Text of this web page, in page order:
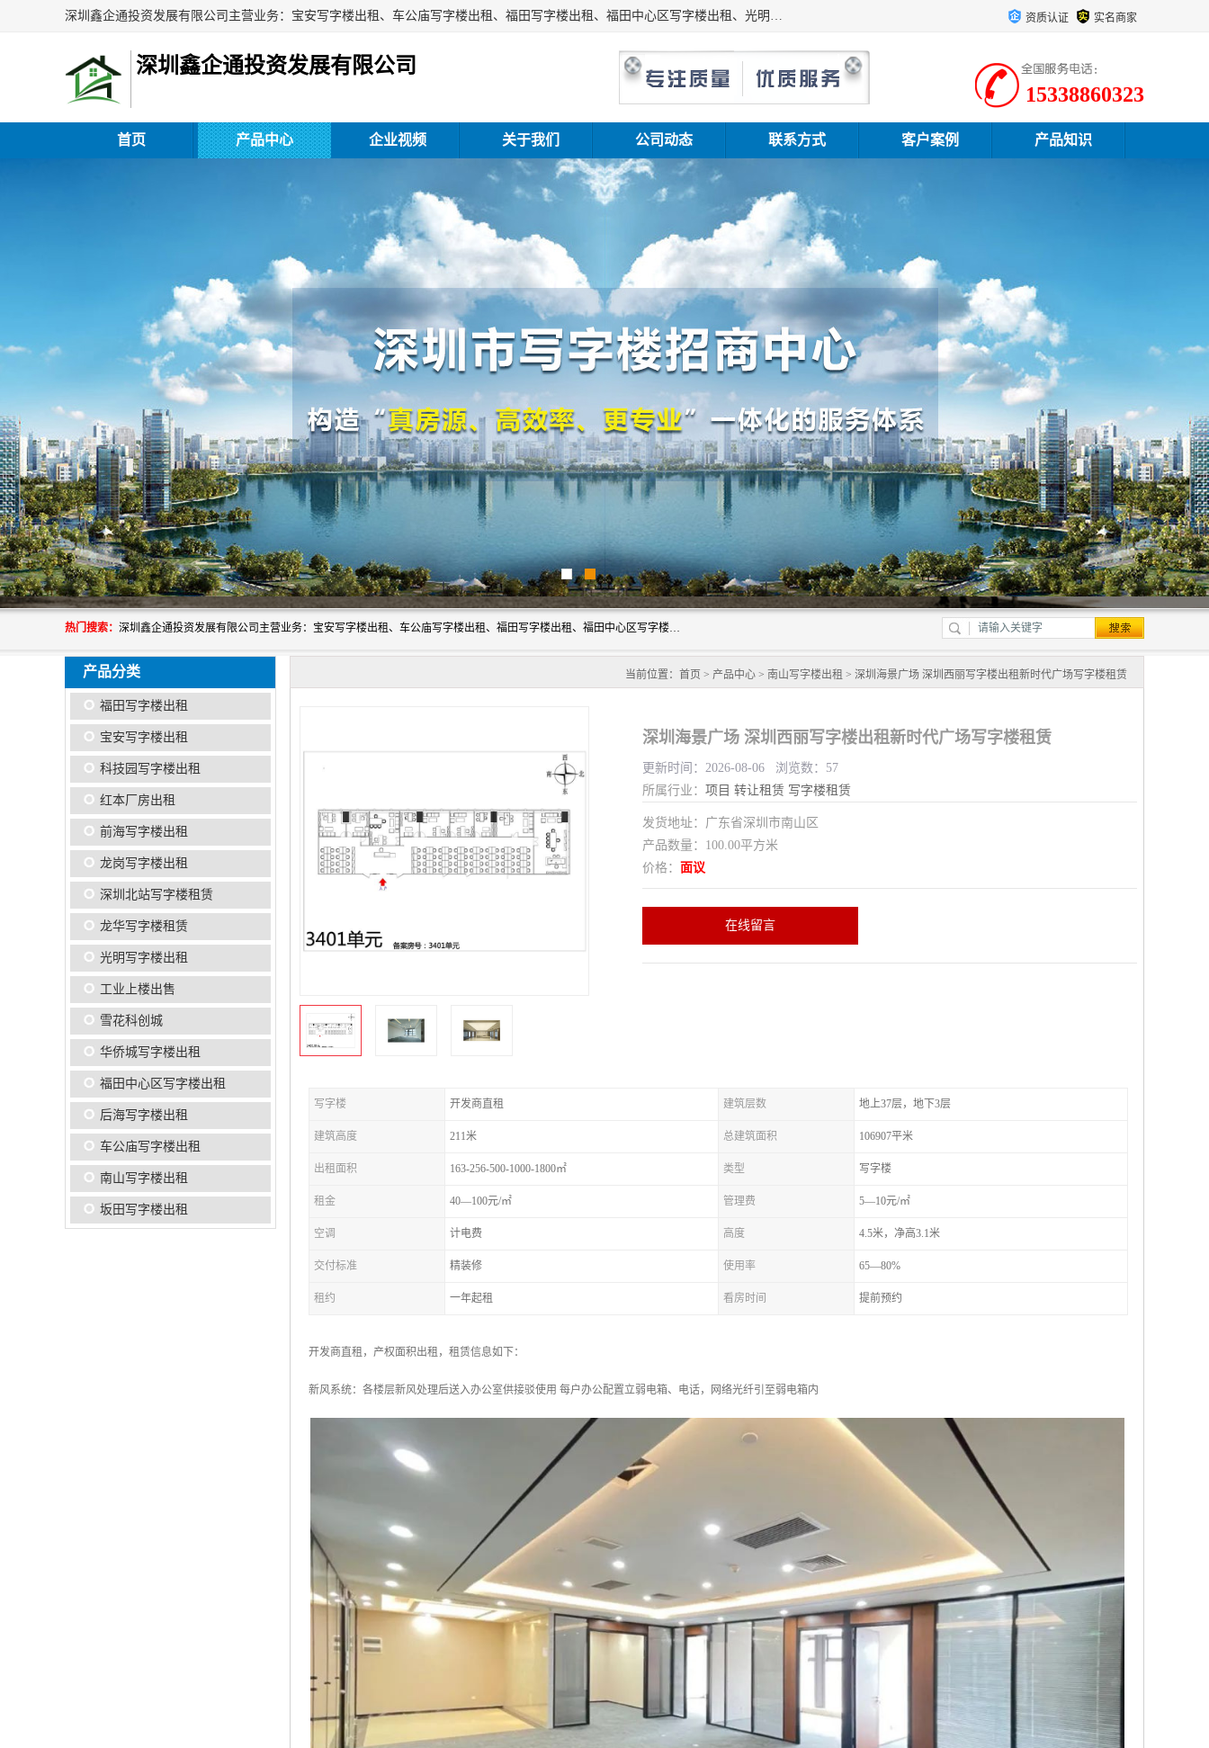
深圳鑫企通投资发展有限公司主营业务：宝安写字楼出租、车公庙写字楼出租、福田写字楼出租、福田中心区写字楼出租、光明写字楼出租、后海写字楼出租、科技园写字楼出租、南山写字楼出租等。公司专注为写字楼提供整体解决方案的化服务，依托于长期的写字楼线下运营经验和积累，以及丰富的互联网从业经验，拥有完善的服务架构体系、丰富的行业经验、与充分的销售资源。 资质认证 实名商家
深圳鑫企通投资发展有限公司
15338860323
首页 产品中心 企业视频 关于我们 公司动态 联系方式 客户案例 产品知识
热门搜索： 深圳鑫企通投资发展有限公司主营业务：宝安写字楼出租、车公庙写字楼出租、福田写字楼出租、福田中心区写字楼出租、光明写字楼出租、后海写字楼出租、科技园写字楼出租、南山写字楼出租等。公司专注为写字楼提供整体解决方案的化服务，依托于长期的写字楼线下运营经验和积累，以及丰富的互联网从业经验，拥有完善的服务架构体系、丰富的行业经验、与充分的销售资源。
产品分类
福田写字楼出租
宝安写字楼出租
科技园写字楼出租
红本厂房出租
前海写字楼出租
龙岗写字楼出租
深圳北站写字楼租赁
龙华写字楼租赁
光明写字楼出租
工业上楼出售
雪花科创城
华侨城写字楼出租
福田中心区写字楼出租
后海写字楼出租
车公庙写字楼出租
南山写字楼出租
坂田写字楼出租
当前位置： 首页 > 产品中心 > 南山写字楼出租 > 深圳海景广场 深圳西丽写字楼出租新时代广场写字楼租赁
深圳海景广场 深圳西丽写字楼出租新时代广场写字楼租赁
更新时间：2026-08-06 浏览数：57
所属行业： 项目 转让租赁 写字楼租赁
发货地址：广东省深圳市南山区
产品数量：100.00平方米
价格： 面议
在线留言
写字楼 开发商直租 建筑层数 地上37层，地下3层
建筑高度 211米 总建筑面积 106907平米
出租面积 163-256-500-1000-1800㎡ 类型 写字楼
租金 40—100元/㎡ 管理费 5—10元/㎡
空调 计电费 高度 4.5米，净高3.1米
交付标准 精装修 使用率 65—80%
租约 一年起租 看房时间 提前预约
开发商直租，产权面积出租，租赁信息如下：
新风系统：各楼层新风处理后送入办公室供接驳使用 每户办公配置立弱电箱、电话，网络光纤引至弱电箱内